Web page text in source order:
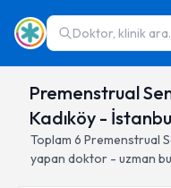
Doktor, klinik
Premenstrual
Kadıköy -
Toplam 6 Premenstrual
yapan doktor - uzman